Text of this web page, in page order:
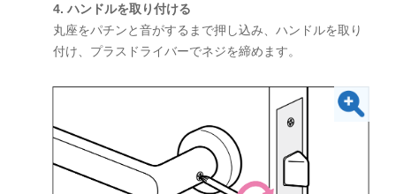
4. ハンドルを取り付ける
丸座をパチンと音がするまで押し込み、ハンドルを取り
付け、プラスドライバーでネジを締めます。